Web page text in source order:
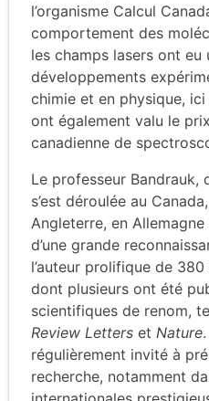
l’organisme Calcul
comportement des
les champs lasers ont
développements
chimie et en physique,
ont également valu le
canadienne de
Le professeur
s’est déroulée au
Angleterre, en
d’une grande
l’auteur prolifique de
dont plusieurs ont été
scientifiques de renom,
Review Letters et Nature
régulièrement invité à
recherche, notamment